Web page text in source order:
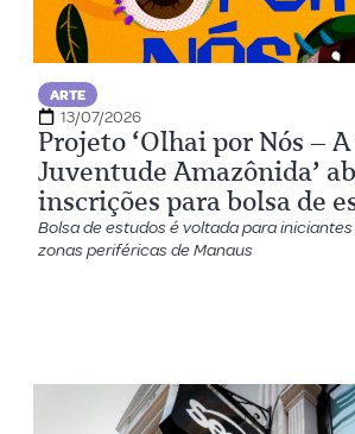
ARTE
13/07/2026
Projeto ‘Olhai por Nós –
Juventude Amazônida’
inscrições para bolsa de
Bolsa de estudos é voltada para
zonas periféricas de Manaus